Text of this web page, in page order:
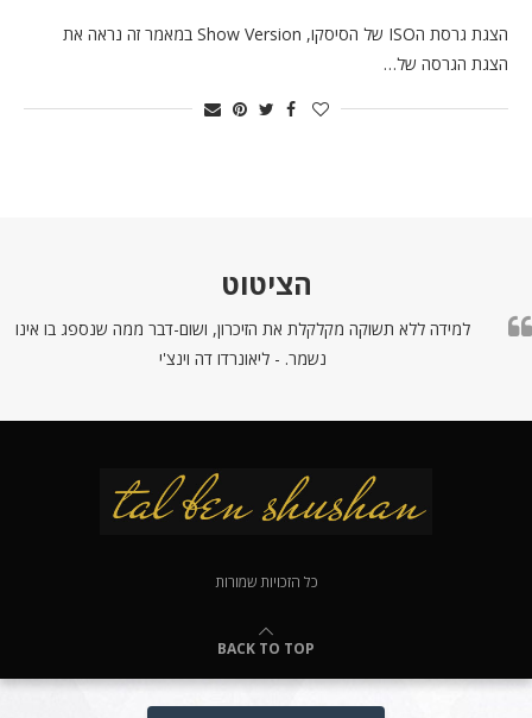
הצגת גרסת הISO של הסיסקו, Show Version במאמר זה נראה את
הצגת הגרסה של…
הציטוט
למידה ללא תשוקה מקלקלת את הזיכרון, ושום-דבר ממה שנספג בו אינו
נשמר. - ליאונרדו דה וינצ'י
כל הזכויות שמורות
BACK TO TOP